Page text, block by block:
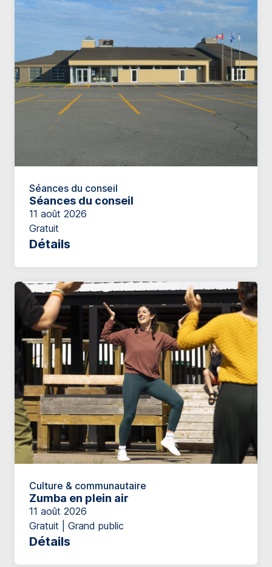
Séances du conseil
Séances du conseil
11 août 2026
Gratuit
Détails
Culture & communautaire
Zumba en plein air
11 août 2026
Gratuit | Grand public
Détails